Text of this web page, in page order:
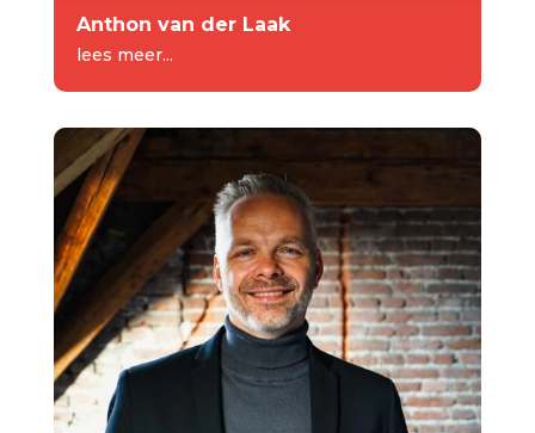
Anthon van der Laak
lees meer...